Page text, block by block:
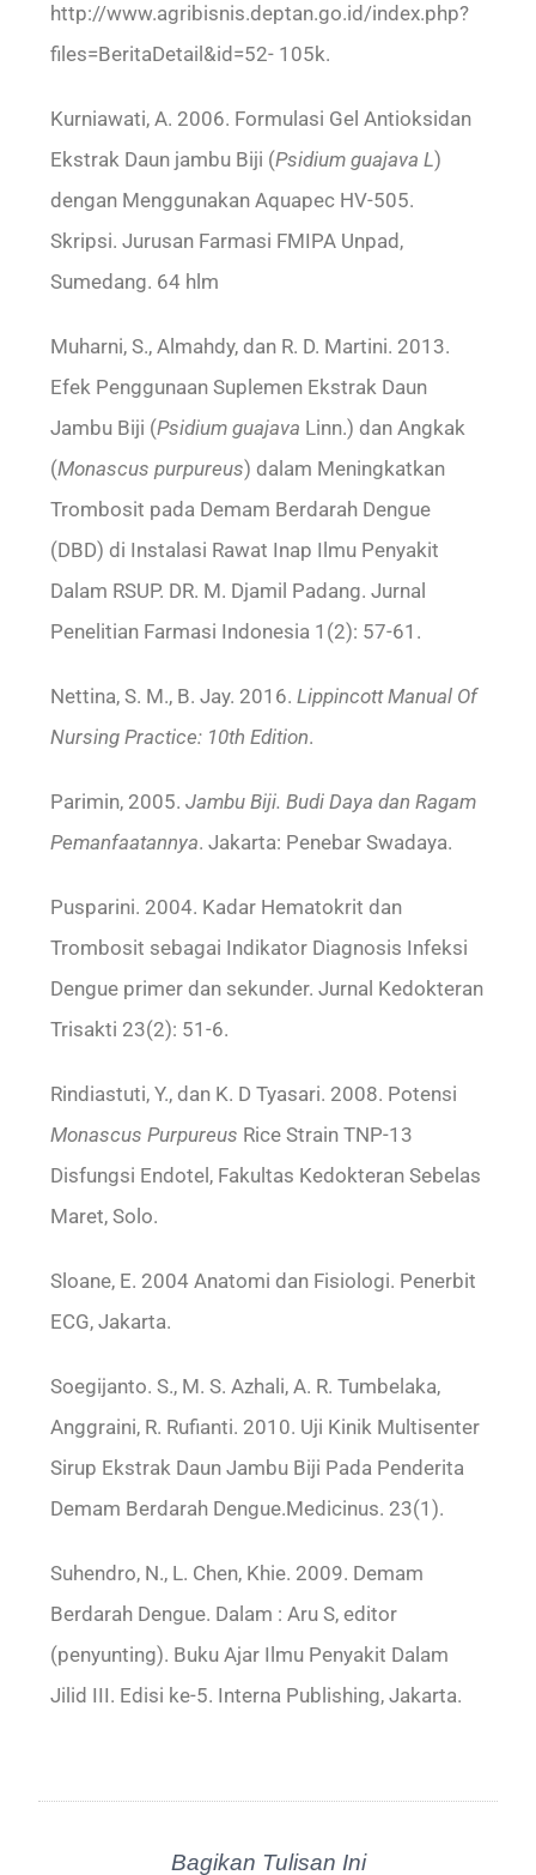
http://www.agribisnis.deptan.go.id/index.php?
files=BeritaDetail&id=52- 105k.
Kurniawati, A. 2006. Formulasi Gel Antioksidan
Ekstrak Daun jambu Biji (Psidium guajava L)
dengan Menggunakan Aquapec HV-505.
Skripsi. Jurusan Farmasi FMIPA Unpad,
Sumedang. 64 hlm
Muharni, S., Almahdy, dan R. D. Martini. 2013.
Efek Penggunaan Suplemen Ekstrak Daun
Jambu Biji (Psidium guajava Linn.) dan Angkak
(Monascus purpureus) dalam Meningkatkan
Trombosit pada Demam Berdarah Dengue
(DBD) di Instalasi Rawat Inap Ilmu Penyakit
Dalam RSUP. DR. M. Djamil Padang. Jurnal
Penelitian Farmasi Indonesia 1(2): 57-61.
Nettina, S. M., B. Jay. 2016.Lippincott Manual Of
Nursing Practice: 10th Edition.
Parimin, 2005.Jambu Biji. Budi Daya dan Ragam
Pemanfaatannya. Jakarta: Penebar Swadaya.
Pusparini. 2004. Kadar Hematokrit dan
Trombosit sebagai Indikator Diagnosis Infeksi
Dengue primer dan sekunder. Jurnal Kedokteran
Trisakti 23(2): 51-6.
Rindiastuti, Y., dan K. D Tyasari. 2008. Potensi
Monascus Purpureus Rice Strain TNP-13
Disfungsi Endotel, Fakultas Kedokteran Sebelas
Maret, Solo.
Sloane, E. 2004 Anatomi dan Fisiologi. Penerbit
ECG, Jakarta.
Soegijanto. S., M. S. Azhali, A. R. Tumbelaka,
Anggraini, R. Rufianti. 2010. Uji Kinik Multisenter
Sirup Ekstrak Daun Jambu Biji Pada Penderita
Demam Berdarah Dengue.Medicinus. 23(1).
Suhendro, N., L. Chen, Khie. 2009. Demam
Berdarah Dengue. Dalam : Aru S, editor
(penyunting). Buku Ajar Ilmu Penyakit Dalam
Jilid III. Edisi ke-5. Interna Publishing, Jakarta.
Bagikan Tulisan Ini